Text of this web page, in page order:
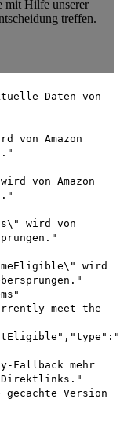
mit Hilfe unserer
treffen.
Daten von
von Amazon
von Amazon
wird von
wird
meet the
Fallback mehr
Direktlinks."
gecachte Version